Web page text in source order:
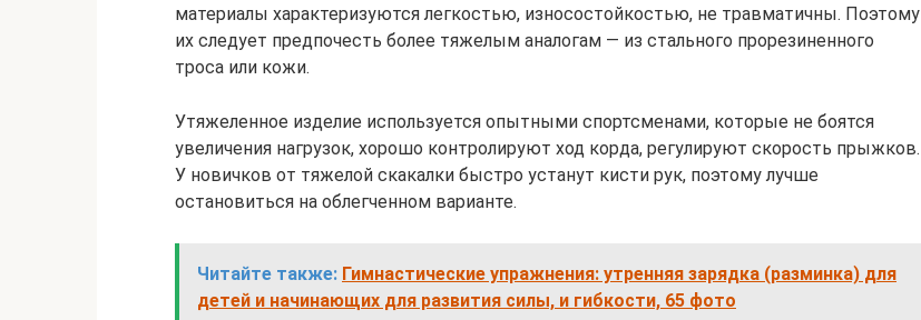
материалы характеризуются легкостью, износостойкостью, не травматичны. Поэтому
их следует предпочесть более тяжелым аналогам — из стального прорезиненного
троса или кожи.
Утяжеленное изделие используется опытными спортсменами, которые не боятся
увеличения нагрузок, хорошо контролируют ход корда, регулируют скорость прыжков.
У новичков от тяжелой скакалки быстро устанут кисти рук, поэтому лучше
остановиться на облегченном варианте.
Читайте также: Гимнастические упражнения: утренняя зарядка (разминка) для
детей и начинающих для развития силы, и гибкости, 65 фото